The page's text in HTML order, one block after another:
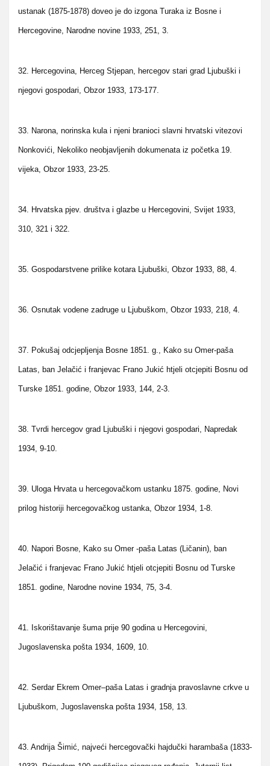
ustanak (1875-1878) doveo je do izgona Turaka iz Bosne i
Hercegovine, Narodne novine 1933, 251, 3.
32. Hercegovina, Herceg Stjepan, hercegov stari grad Ljubuški i
njegovi gospodari, Obzor 1933, 173-177.
33. Narona, norinska kula i njeni branioci slavni hrvatski vitezovi
Nonkovići, Nekoliko neobjavljenih dokumenata iz početka 19.
vijeka, Obzor 1933, 23-25.
34. Hrvatska pjev. društva i glazbe u Hercegovini, Svijet 1933,
310, 321 i 322.
35. Gospodarstvene prilike kotara Ljubuški, Obzor 1933, 88, 4.
36. Osnutak vodene zadruge u Ljubuškom, Obzor 1933, 218, 4.
37. Pokušaj odcjepljenja Bosne 1851. g., Kako su Omer-paša
Latas, ban Jelačić i franjevac Frano Jukić htjeli otcjepiti Bosnu od
Turske 1851. godine, Obzor 1933, 144, 2-3.
38. Tvrdi hercegov grad Ljubuški i njegovi gospodari, Napredak
1934, 9-10.
39. Uloga Hrvata u hercegovačkom ustanku 1875. godine, Novi
prilog historiji hercegovačkog ustanka, Obzor 1934, 1-8.
40. Napori Bosne, Kako su Omer -paša Latas (Ličanin), ban
Jelačić i franjevac Frano Jukić htjeli otcjepiti Bosnu od Turske
1851. godine, Narodne novine 1934, 75, 3-4.
41. Iskorištavanje šuma prije 90 godina u Hercegovini,
Jugoslavenska pošta 1934, 1609, 10.
42. Serdar Ekrem Omer–paša Latas i gradnja pravoslavne crkve u
Ljubuškom, Jugoslavenska pošta 1934, 158, 13.
43. Andrija Šimić, najveći hercegovački hajdučki harambaša (1833-